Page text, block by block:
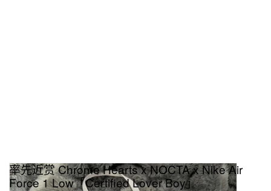
率先近赏 Chrome Hearts x NOCTA x Nike Air
Force 1 Low「Certified Lover Boy」